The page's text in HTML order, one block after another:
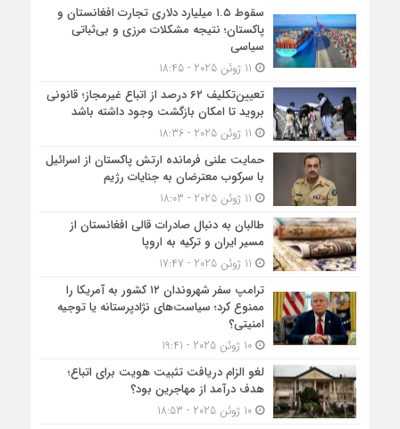
سقوط ۱.۵ میلیارد دلاری تجارت افغانستان و
پاکستان؛ نتیجه مشکلات مرزی و بی‌ثباتی
سیاسی
تعیین‌تکلیف ۶۲ درصد از اتباع غیرمجاز؛ قانونی
بروید تا امکان بازگشت وجود داشته باشد
حمایت علنی فرمانده ارتش پاکستان از اسرائیل
با سرکوب معترضان به جنایات رژیم
طالبان به دنبال صادرات قالی افغانستان از
مسیر ایران و ترکیه به اروپا
ترامپ سفر شهروندان ۱۲ کشور به آمریکا را
ممنوع کرد؛ سیاست‌های نژادپرستانه یا توجیه
امنیتی؟
10 ژوئن 2025 - 19:41
لغو الزام دریافت تثبیت هویت برای اتباع؛
هدف درآمد از مهاجرین بود؟
10 ژوئن 2025 - 18:53